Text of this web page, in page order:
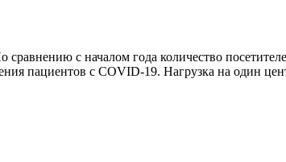
с началом года количество
пациентов с COVID-19. Нагрузка на один